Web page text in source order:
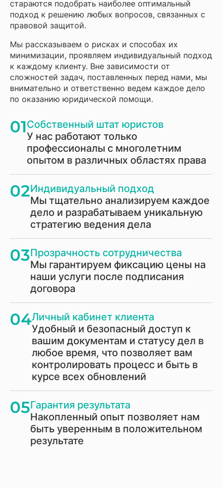
стараются подобрать наиболее оптимальный
подход к решению любых вопросов, связанных с
правовой защитой.
Мы рассказываем о рисках и способах их
минимизации, проявляем индивидуальный подход
к каждому клиенту. Вне зависимости от
сложностей задач, поставленных перед нами, мы
внимательно и ответственно ведем каждое дело
по оказанию юридической помощи.
01Собственный штат юристов
У нас работают только
профессионалы с многолетним
опытом в различных областях права
02Индивидуальный подход
Мы тщательно анализируем каждое
дело и разрабатываем уникальную
стратегию ведения дела
03Прозрачность сотрудничества
Мы гарантируем фиксацию цены на
наши услуги после подписания
договора
04Личный кабинет клиента
Удобный и безопасный доступ к
вашим документам и статусу дел в
любое время, что позволяет вам
контролировать процесс и быть в
курсе всех обновлений
05Гарантия результата
Накопленный опыт позволяет нам
быть уверенным в положительном
результате